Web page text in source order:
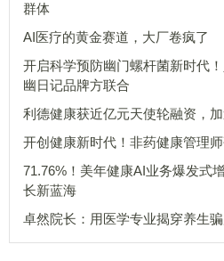
群体
AI医疗的黄金赛道，大厂卷疯了
开启科学预防幽门螺杆菌新时代
幽日记品牌方联合
利德健康获近亿元天使轮融资，
开创健康新时代！非药健康管理
71.76%！美年健康AI业务爆发式
长新蓝海
卓然院长：用医学专业揭穿养生